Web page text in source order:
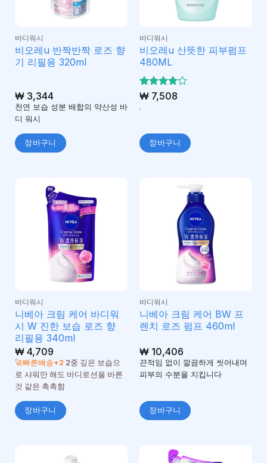
바디워시
비오레u 반짝반짝 로즈 향
기 리필용 320ml
₩3,344
천연 보습 성분 배합의 약산성 바
디 워시
장바구니
바디워시
비오레u 산뜻한 피부펌프
480ML
5 중에서
로 평
₩7,508
.
장바구니
바디워시
니베아 크림 케어 바디워
시 W 진한 보습 로즈 향
리필용 340ml
₩4,709
🚀빠른배송+22중 깊은 보습으
로 샤워만 해도 바디로션을 바른
것 같은 촉촉함
장바구니
바디워시
니베아 크림 케어 BW 프
렌치 로즈 펌프 460ml
₩10,406
끈적임 없이 깔끔하게 씻어내며
피부의 수분을 지킵니다
장바구니